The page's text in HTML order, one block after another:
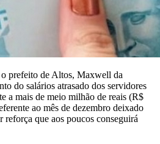
prefeito de Altos, Maxwell da
do salários atrasado dos servidores
a mais de meio milhão de reais (R$
ao mês de dezembro deixado
reforça que aos poucos conseguirá